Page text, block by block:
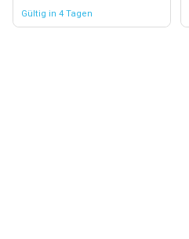
Gültig in 4 Tagen